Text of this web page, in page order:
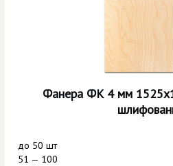
Фанера ФК 4 мм
до 50 шт
51 — 100